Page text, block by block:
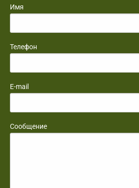
Имя
Телефон
E-mail
Сообщение